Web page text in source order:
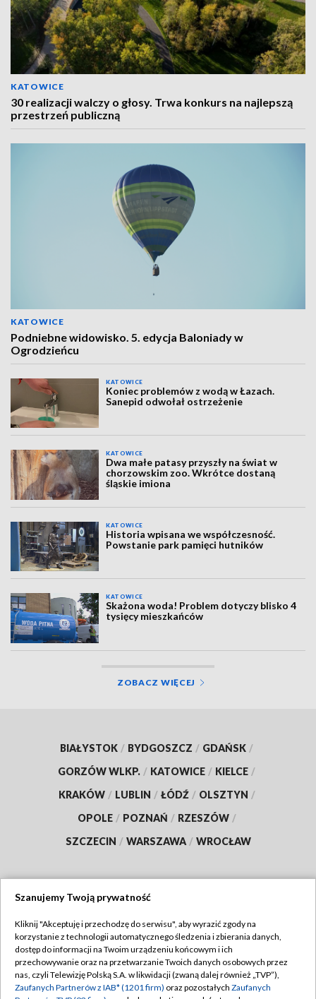
KATOWICE
30 realizacji walczy o głosy. Trwa konkurs na najlepszą
przestrzeń publiczną
KATOWICE
Podniebne widowisko. 5. edycja Baloniady w
Ogrodzieńcu
KATOWICE
Koniec problemów z wodą w Łazach.
Sanepid odwołał ostrzeżenie
KATOWICE
Dwa małe patasy przyszły na świat w
chorzowskim zoo. Wkrótce dostaną
śląskie imiona
KATOWICE
Historia wpisana we współczesność.
Powstanie park pamięci hutników
KATOWICE
Skażona woda! Problem dotyczy blisko 4
tysięcy mieszkańców
ZOBACZ WIĘCEJ
BIAŁYSTOK / BYDGOSZCZ / GDAŃSK /
GORZÓW WLKP. / KATOWICE / KIELCE /
KRAKÓW / LUBLIN / ŁÓDŹ / OLSZTYN /
OPOLE / POZNAŃ / RZESZÓW /
SZCZECIN / WARSZAWA / WROCŁAW
TVP
Abonament TVP
Emisja w TVP
Regulamin TVP
Polityka prywatności
Szanujemy Twoją prywatność
Kliknij "Akceptuję i przechodzę do serwisu", aby wyrazić zgody na
korzystanie z technologii automatycznego śledzenia i zbierania danych,
dostęp do informacji na Twoim urządzeniu końcowym i ich
przechowywanie oraz na przetwarzanie Twoich danych osobowych przez
nas, czyli Telewizję Polską S.A. w likwidacji (zwaną dalej również „TVP”),
Zaufanych Partnerów z IAB* (1201 firm) oraz pozostałych Zaufanych